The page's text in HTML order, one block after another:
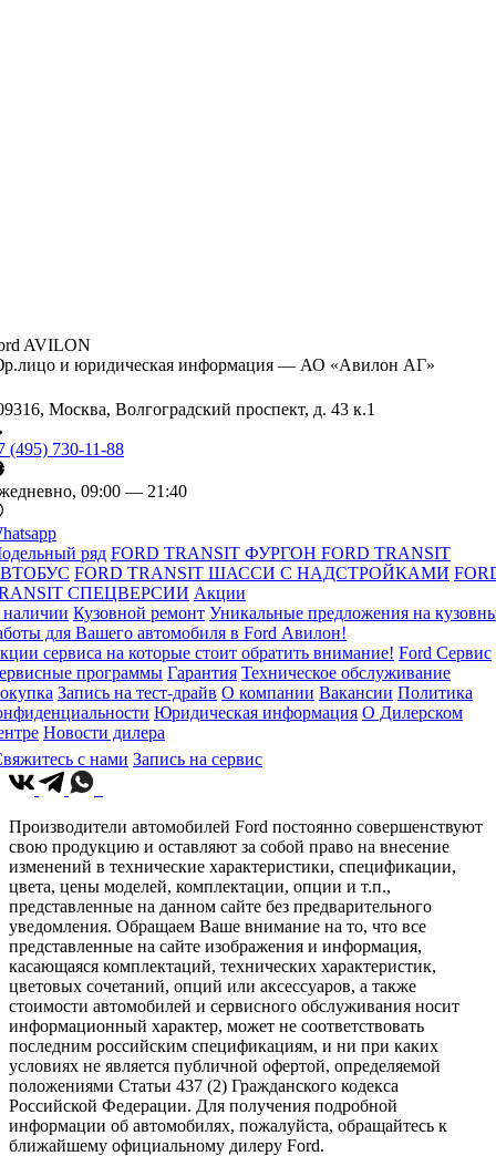
AVILON
и юридическая информация — АО «Авилон АГ»
Москва, Волгоградский проспект, д. 43 к.1
(495) 730-11-88
09:00 — 21:40
ряд FORD TRANSIT ФУРГОН FORD TRANSIT
FORD TRANSIT ШАССИ С НАДСТРОЙКАМИ
СПЕЦВЕРСИИ Акции
Кузовной ремонт Уникальные предложения на
для Вашего автомобиля в Ford Авилон!
сервиса на которые стоит обратить внимание! Ford Сервис
программы Гарантия Техническое обслуживание
Запись на тест-драйв О компании Вакансии Политика
Юридическая информация О Дилерском
Новости дилера
с нами Запись на сервис
Производители автомобилей Ford постоянно совершенствуют
свою продукцию и оставляют за собой право на внесение
изменений в технические характеристики, спецификации,
цвета, цены моделей, комплектации, опции и т.п.,
представленные на данном сайте без предварительного
уведомления. Обращаем Ваше внимание на то, что все
представленные на сайте изображения и информация,
касающаяся комплектаций, технических характеристик,
цветовых сочетаний, опций или аксессуаров, а также
стоимости автомобилей и сервисного обслуживания носит
информационный характер, может не соответствовать
последним российским спецификациям, и ни при каких
условиях не является публичной офертой, определяемой
положениями Статьи 437 (2) Гражданского кодекса
Российской Федерации. Для получения подробной
информации об автомобилях, пожалуйста, обращайтесь к
ближайшему официальному дилеру Ford.